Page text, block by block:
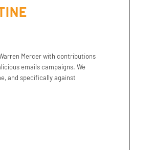
Mercer with contributions
emails campaigns. We
and specifically against